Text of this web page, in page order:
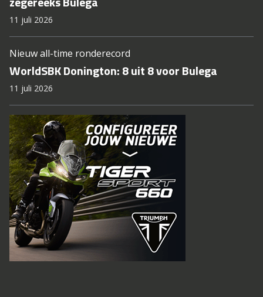
11 juli 2026
Nieuw all-time ronderecord
WorldSBK Donington: 8 uit 8 voor Bulega
11 juli 2026